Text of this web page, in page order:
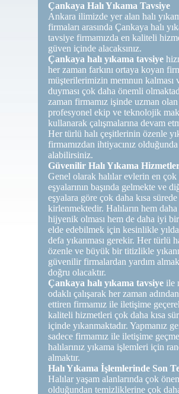
Çankaya Halı Yıkama Tavsiye
Ankara ilimizde yer alan halı
firmaları arasında Çankaya halı
tavsiye firmamızda en kaliteli
güven içinde alacaksınız.
Çankaya halı yıkama tavsiye
her zaman farkını ortaya koyan
müşterilerimizin memnun kalması
duyması çok daha önemli
zaman firmamız işinde uzman olan
profesyonel ekip ve teknolojik
kullanarak çalışmalarına devam
Her türlü halı çeşitlerinin özenle
firmamızdan ihtiyacınız
alabilirsiniz.
Güvenilir Halı Yıkama
Genel olarak halılar evlerin en çok
eşyalarının başında gelmekte ve
eşyalara göre çok daha kısa
kirlenmektedir. Halıların hem daha
hijyenik olması hem de daha iyi
elde edebilmek için kesinlikle
defa yıkanması gerekir. Her türlü
özenle ve büyük bir titizlikle
güvenilir firmalardan yardım
doğru olacaktır.
Çankaya halı yıkama tavsiye ile
odaklı çalışarak her zaman
ettiren firmamız ile iletişime
kaliteli hizmetleri çok daha kısa
içinde yıkanmaktadır. Yapmanız
sadece firmamız ile iletişime
halılarınız yıkama işlemleri için
almaktır.
Halı Yıkama İşlemlerinde Son
Halılar yaşam alanlarında çok
olduğundan temizliklerine çok